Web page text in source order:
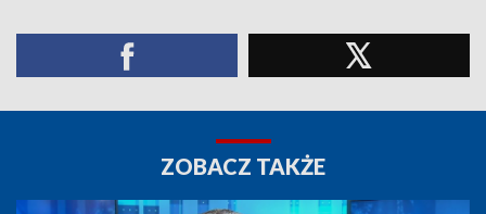
ZOBACZ TAKŻE